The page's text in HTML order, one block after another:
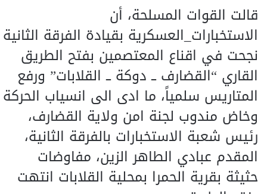
قالت القوات المسلحة، أن
الاستخبارات_العسكرية بقيادة الفرقة الثانية
نجحت في اقناع المعتصمين بفتح الطريق
القاري “القضارف ــ دوكة ــ القلابات” ورفع
المتاريس سلمياً، ما ادى الى انسياب الحركة
وخاض مندوب لجنة امن ولاية القضارف،
رئيس شعبة الاستخبارات بالفرقة الثانية،
المقدم عبادي الطاهر الزين، مفاوضات
حثيثة بقرية الحمرا بمحلية القلابات انتهت